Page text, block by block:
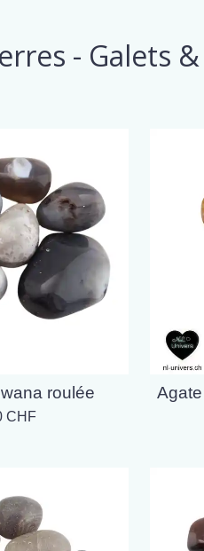
- Galets
roulée
CHF